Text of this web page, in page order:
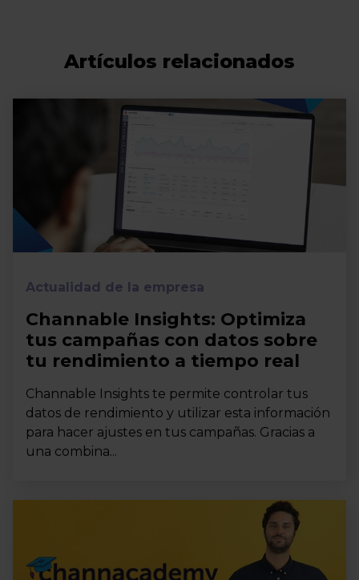
Artículos relacionados
Actualidad de la empresa
Channable Insights: Optimiza
tus campañas con datos sobre
tu rendimiento a tiempo real
Channable Insights te permite controlar tus
datos de rendimiento y utilizar esta información
para hacer ajustes en tus campañas. Gracias a
una combina...